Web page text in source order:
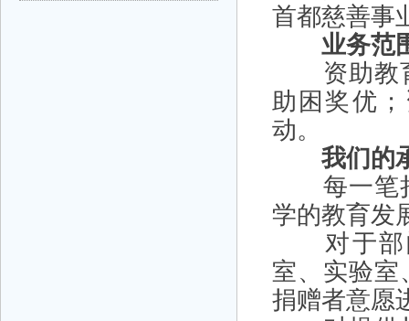
首都慈善事
业务范
资助教育
助困奖优
动。
我们的
每一笔捐
学的教育发
对于部门
室、实验室
捐赠者意愿